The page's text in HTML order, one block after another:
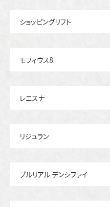
ショッピングリフト
モフィウス8
レニスナ
リジュラン
プルリアル デンシファイ